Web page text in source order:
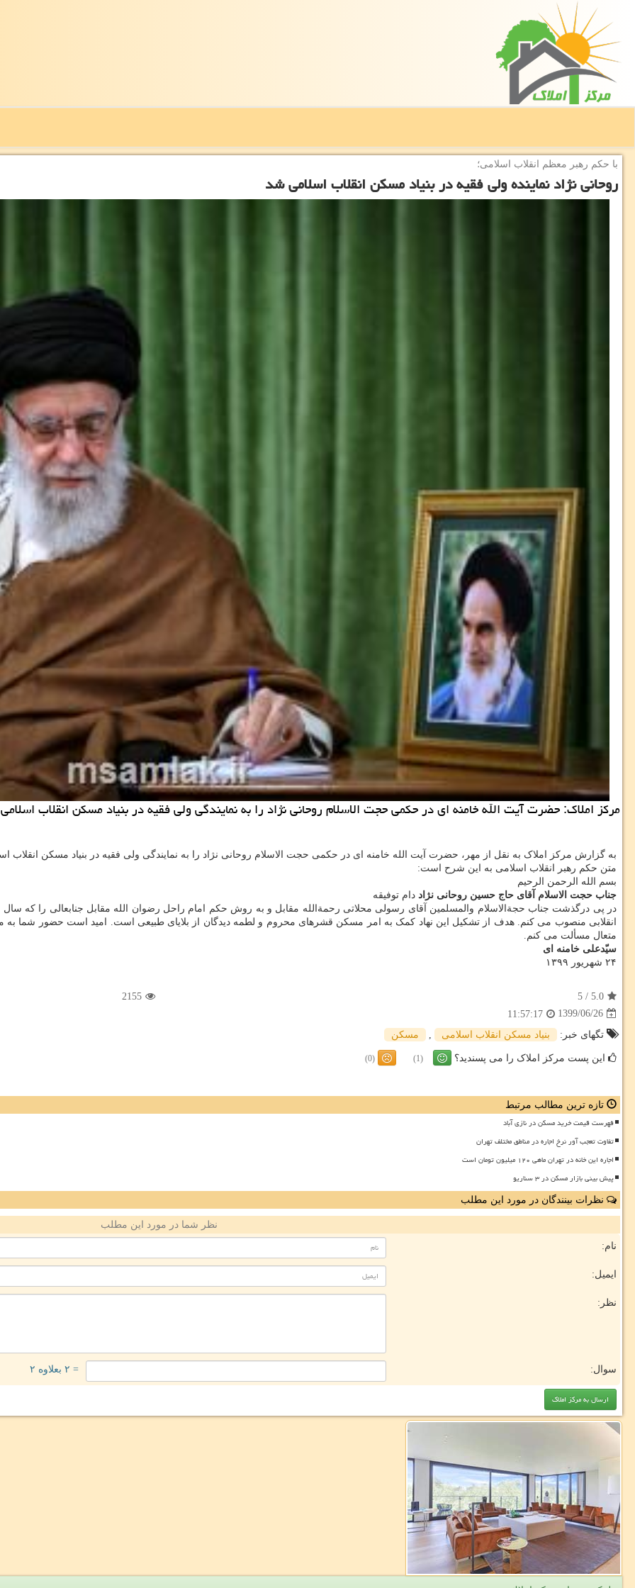
با حكم رهبر معظم انقلاب اسلامی؛
روحانی نژاد نماینده ولی فقیه در بنیاد مسكن انقلاب اسلامی شد
مركز املاك: حضرت آیت الله خامنه ای در حكمی حجت الاسلام روحانی نژاد را به نمایندگی ولی فقیه در بنیاد مسكن انقلاب
به گزارش مرکز املاک به نقل از مهر، حضرت آیت الله خامنه ای در حکمی حجت الاسلام روحانی نژاد را به نمایندگی ولی فقیه در بنیاد مسکن انقلاب
متن حکم رهبر انقلاب اسلامی به این شرح است:
بسم الله الرحمن الرحیم
جناب حجت الاسلام آقای حاج حسین روحانی نژاد دام توفیقه
در پی درگذشت جناب حجةالاسلام والمسلمین آقای رسولی محلاتی رحمةالله مقابل و به روش حکم امام راحل رضوان الله مقابل جنابعالی را که سال
انقلابی منصوب می کنم. هدف از تشکیل این نهاد کمک به امر مسکن قشرهای محروم و لطمه دیدگان از بلایای طبیعی است. امید است حضور شما به
متعال مسألت می کنم.
سیّدعلی خامنه ای
۲۴ شهریور ۱۳۹۹
5.0
/
5
2155
1399/06/26
11:57:17
تگهای خبر:
بنیاد مسكن انقلاب اسلامی , مسكن
این پست مرکز املاک را می پسندید؟ (1)
(0)
تازه ترین مطالب مرتبط
فهرست قیمت خرید مسکن در نازی آباد
تفاوت تعجب آور نرخ اجاره در مناطق مختلف تهران
اجاره این خانه در تهران ماهی ۱۲۰ میلیون تومان است
پیش بینی بازار مسکن در ۳ سناریو
نظرات بینندگان در مورد این مطلب
نظر شما در مورد این مطلب
نام:
ایمیل:
نظر:
سوال: = ۲ بعلاوه ۲